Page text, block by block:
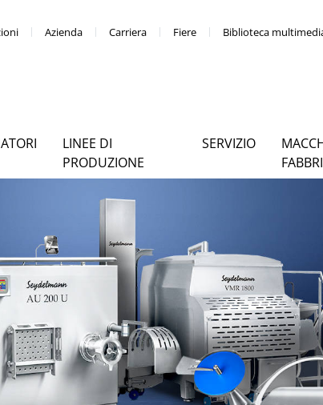
Azienda Carriera Fiere Biblioteca
LINEE DI
PRODUZIONE
SERVIZIO